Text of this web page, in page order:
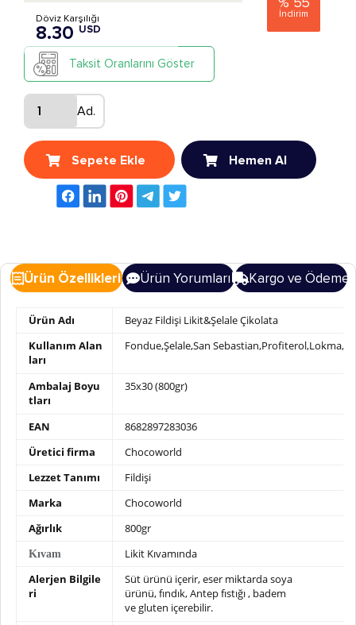
İndirim
Döviz Karşılığı
8.30 USD
Taksit Oranlarını Göster
Ad.
Sepete Ekle Hemen Al
Ürün Özellikleri Ürün Yorumları Kargo ve Ödeme
Ürün Adı
Beyaz Fildişi Likit&Şelale Çikolata
Kullanım Alan
ları
Fondue,Şelale,San
Ambalaj Boyu
tları
35x30 (800gr)
EAN
8682897283036
Üretici firma
Chocoworld
Lezzet Tanımı
Fildişi
Marka
Chocoworld
Ağırlık
800gr
Kıvam
Likit Kıvamında
Alerjen Bilgile
ri
Süt ürünü içerir, eser miktarda soya
ürünü,fındık, Antep fıstığı , badem
ve gluten içerebilir.